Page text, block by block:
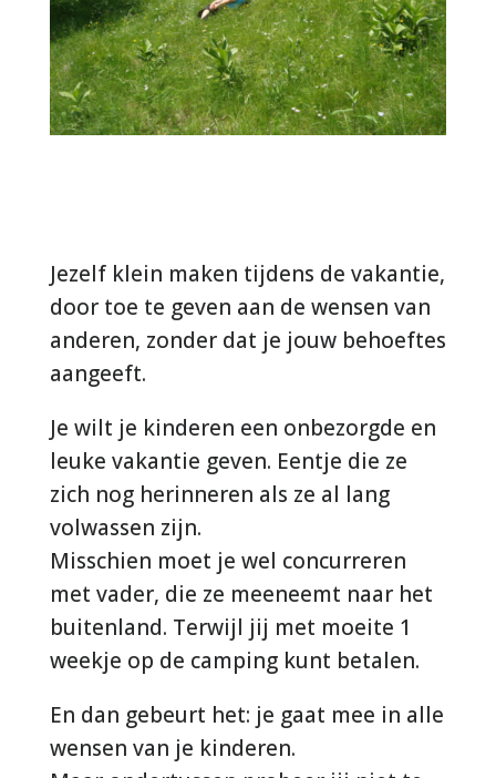
Jezelf klein maken tijdens de vakantie,
door toe te geven aan de wensen van
anderen, zonder dat je jouw behoeftes
aangeeft.
Je wilt je kinderen een onbezorgde en
leuke vakantie geven. Eentje die ze
zich nog herinneren als ze al lang
volwassen zijn.
Misschien moet je wel concurreren
met vader, die ze meeneemt naar het
buitenland. Terwijl jij met moeite 1
weekje op de camping kunt betalen.
En dan gebeurt het: je gaat mee in alle
wensen van je kinderen.